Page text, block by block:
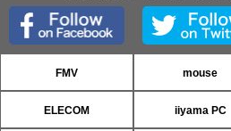
FMV mouse
ELECOM iiyama PC